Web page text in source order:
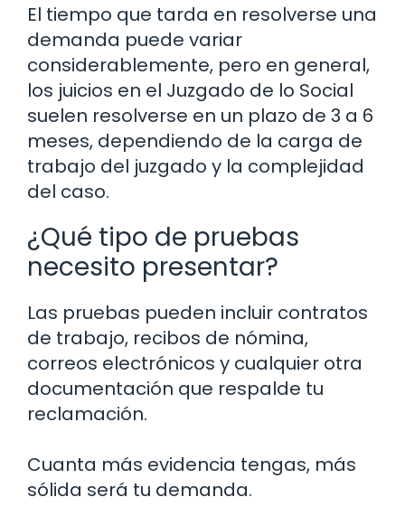
El tiempo que tarda en resolverse una
demanda puede variar
considerablemente, pero en general,
los juicios en el Juzgado de lo Social
suelen resolverse en un plazo de 3 a 6
meses, dependiendo de la carga de
trabajo del juzgado y la complejidad
del caso.
¿Qué tipo de pruebas
necesito presentar?
Las pruebas pueden incluir contratos
de trabajo, recibos de nómina,
correos electrónicos y cualquier otra
documentación que respalde tu
reclamación.
Cuanta más evidencia tengas, más
sólida será tu demanda.